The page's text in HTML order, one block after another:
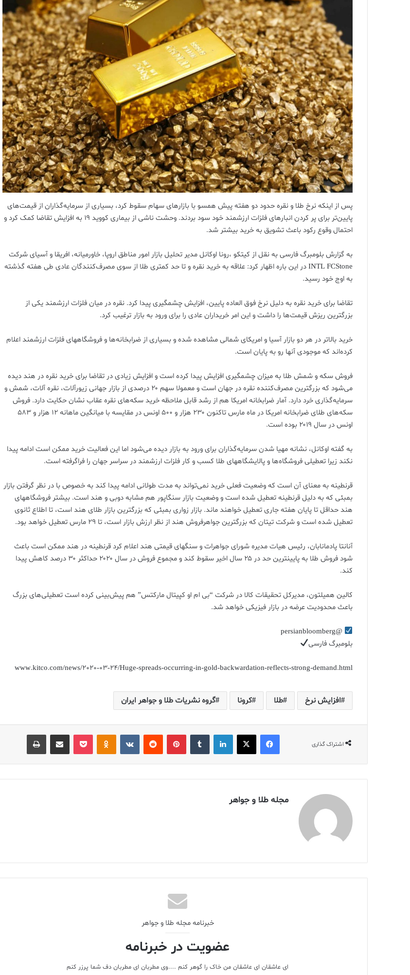
پس از اینکه نرخ طلا و نقره حدود دو هفته پیش همسو با بازارهای سهام سقوط کرد، بسیاری از سرمایه‌گذاران از قیمت‌های
پایین‌تر برای پر کردن انبارهای فلزات ارزشمند خود سود بردند. وحشت ناشی از بیماری کووید ۱۹ به افزایش تقاضا کمک کرد و
احتمال وقوع رکود باعث تشویق به خرید بیشتر شد.
به گزارش بلومبرگ فارسی به نقل از کیتکو ،رونا اوکانل مدیر تحلیل بازار امور مناطق اروپا، خاورمیانه، افریقا و آسیای شرکت
INTL FCStone در این باره اظهار کرد: علاقه به خرید نقره و تا حد کمتری طلا از سوی مصرف‌کنندگان عادی طی هفته گذشته
به اوج خود رسید.
تقاضا برای خرید نقره به دلیل نرخ فوق العاده پایین، افزایش چشمگیری پیدا کرد. نقره در میان فلزات ارزشمند یکی از
بزرگترین ریزش قیمت‌ها را داشت و این امر خریداران عادی را برای ورود به بازار ترغیب کرد.
خرید بالاتر در هر دو بازار آسیا و امریکای شمالی مشاهده شده و بسیاری از ضرابخانه‌ها و فروشگاههای فلزات ارزشمند اعلام
کرده‌اند که موجودی آنها رو به پایان است.
فروش سکه و شمش طلا به میزان چشمگیری افزایش پیدا کرده است و افزایش زیادی در تقاضا برای خرید نقره در هند دیده
می‌شود که بزرگترین مصرف‌کننده نقره در جهان است و معمولا سهم ۲۰ درصدی از بازار جهانی زیورآلات، نقره آلات، شمش و
سرمایه‌گذاری خرد دارد. آمار ضرابخانه امریکا هم از رشد قابل ملاحظه خرید سکه‌های نقره عقاب نشان حکایت دارد. فروش
سکه‌های طلای ضرابخانه امریکا در ماه مارس تاکنون ۲۳۰ هزار و ۵۰۰ اونس در مقایسه با میانگین ماهانه ۱۲ هزار و ۵۸۳
اونس در سال ۲۰۱۹ بوده است.
به گفته اوکانل، نشانه مهیا شدن سرمایه‌گذاران برای ورود به بازار دیده می‌شود اما این فعالیت خرید ممکن است ادامه پیدا
نکند زیرا تعطیلی فروشگاه‌ها و پالایشگاههای طلا کسب و کار فلزات ارزشمند در سراسر جهان را فراگرفته است.
قرنطینه به معنای آن است که وضعیت فعلی خرید نمی‌تواند به مدت طولانی ادامه پیدا کند به خصوص با در نظر گرفتن بازار
بمبئی که به دلیل قرنطینه تعطیل شده است و وضعیت بازار سنگاپور هم مشابه دوبی و هند است. بیشتر فروشگاههای
هند حداقل تا پایان هفته جاری تعطیل خواهند ماند. بازار زواری بمبئی که بزرگترین بازار طلای هند است، تا اطلاع ثانوی
تعطیل شده است و شرکت تیتان که بزرگترین جواهرفروش هند از نظر ارزش بازار است، تا ۲۹ مارس تعطیل خواهد بود.
آنانتا پادمانابان، رئیس هیات مدیره شورای جواهرات و سنگهای قیمتی هند اعلام کرد قرنطینه در هند ممکن است باعث
شود فروش طلا به پایینترین حد در ۲۵ سال اخیر سقوط کند و مجموع فروش در سال ۲۰۲۰ حداکثر ۳۰ درصد کاهش پیدا
کند.
کالین همیلتون، مدیرکل تحقیقات کالا در شرکت “بی ام او کپیتال مارکتس” هم پیش‌بینی کرده است تعطیلی‌های بزرگ
باعث محدودیت عرضه در بازار فیزیکی خواهد شد.
@persianbloomberg
بلومبرگ فارسی
www.kitco.com/news/2020-03-24/Huge-spreads-occurring-in-gold-backwardation-reflects-strong-demand.html
افزایش نرخ طلا کرونا گروه نشریات طلا و جواهر ایران
اشتراک گذاری
فیس بوک X لینکدین ‫تامبلر ‫پین‌ترست‫رددیت ‫VKontakte
‫Odnoklassniki
پاکت اشتراک گذاری از طریق ایمیل چاپ
مجله طلا و جواهر
خبرنامه مجله طلا و جواهر
عضویت در خبرنامه
ای عاشقان ای عاشقان من خاک را گوهر کنم ....وی مطربان ای مطربان دف شما پرزر کنم